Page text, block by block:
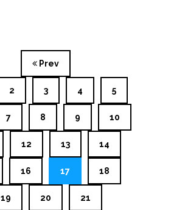
Prev
2 3 4 5
7 8 9 10
12 13 14
16 17 18
19 20 21